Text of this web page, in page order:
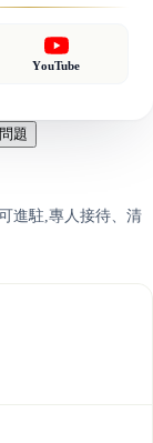
YouTube
題
進駐,專人接待、清